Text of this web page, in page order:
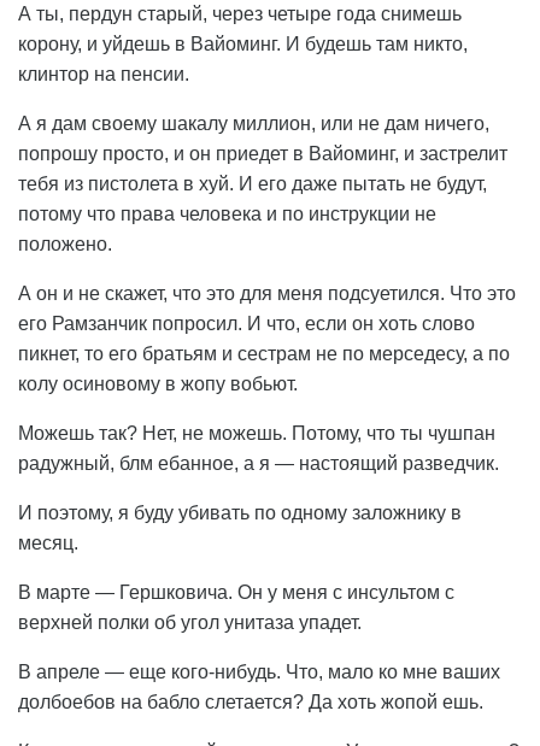
А ты, пердун старый, через четыре года снимешь
корону, и уйдешь в Вайоминг. И будешь там никто,
клинтор на пенсии.
А я дам своему шакалу миллион, или не дам ничего,
попрошу просто, и он приедет в Вайоминг, и застрелит
тебя из пистолета в хуй. И его даже пытать не будут,
потому что права человека и по инструкции не
положено.
А он и не скажет, что это для меня подсуетился. Что это
его Рамзанчик попросил. И что, если он хоть слово
пикнет, то его братьям и сестрам не по мерседесу, а по
колу осиновому в жопу вобьют.
Можешь так? Нет, не можешь. Потому, что ты чушпан
радужный, блм ебанное, а я — настоящий разведчик.
И поэтому, я буду убивать по одному заложнику в
месяц.
В марте — Гершковича. Он у меня с инсультом с
верхней полки об угол унитаза упадет.
В апреле — еще кого-нибудь. Что, мало ко мне ваших
долбоебов на бабло слетается? Да хоть жопой ешь.